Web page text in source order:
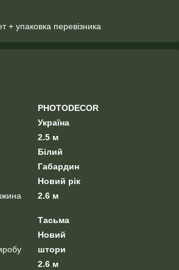
+ упаковка перевізника
PHOTODECOR
Україна
2.5 м
Білий
Габардин
Новий рік
2.6 м
Тасьма
Новий
штори
2.6 м